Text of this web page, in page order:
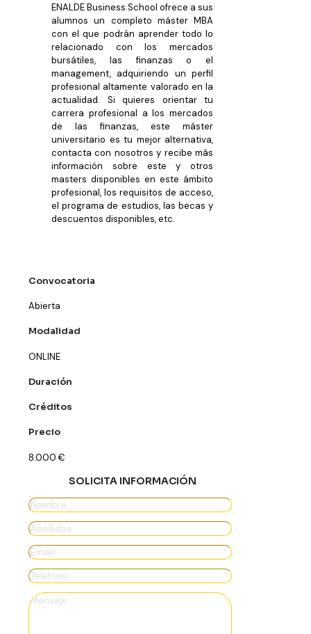
ENALDE Business School ofrece a sus
alumnos un completo máster MBA
con el que podrán aprender todo lo
relacionado con los mercados
bursátiles, las finanzas o el
management, adquiriendo un perfil
profesional altamente valorado en la
actualidad. Si quieres orientar tu
carrera profesional a los mercados
de las finanzas, este máster
universitario es tu mejor alternativa,
contacta con nosotros y recibe más
información sobre este y otros
masters disponibles en este ámbito
profesional, los requisitos de acceso,
el programa de estudios, las becas y
descuentos disponibles, etc.
Convocatoria
Abierta
Modalidad
ONLINE
Duración
Créditos
Precio
8.000€
SOLICITA INFORMACIÓN